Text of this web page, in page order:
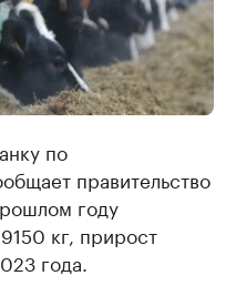
по
правительство
году
кг, прирост
года.